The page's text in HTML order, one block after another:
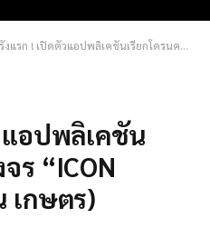
รก ! เปิดตัวแอปพลิเคชันเรียกโดรนครบวงจร “ICON KASET” (ไอคอน เกษตร)
อปพลิเคชัน
ร “ICON
เกษตร)